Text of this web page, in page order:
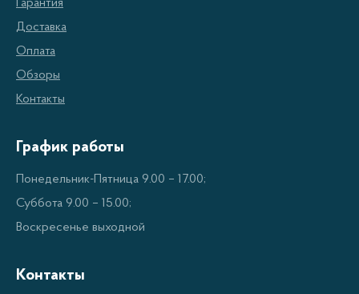
Гарантия
Доставка
Оплата
Обзоры
Контакты
График работы
Понедельник-Пятница 9.00 – 17.00;
Суббота 9.00 – 15.00;
Воскресенье выходной
Контакты